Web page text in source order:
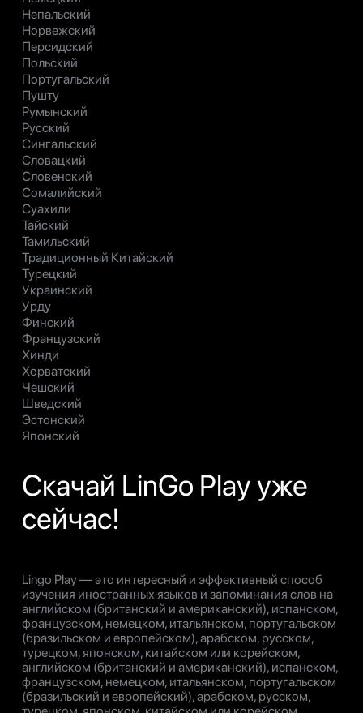
Непальский
Норвежский
Персидский
Польский
Португальский
Пушту
Румынский
Русский
Сингальский
Словацкий
Словенский
Сомалийский
Суахили
Тайский
Тамильский
Традиционный Китайский
Турецкий
Украинский
Урду
Финский
Французский
Хинди
Хорватский
Чешский
Шведский
Эстонский
Японский
Скачай LinGo Play уже
сейчас!
Lingo Play — это интересный и эффективный способ
изучения иностранных языков и запоминания слов на
английском (британский и американский), испанском,
французском, немецком, итальянском, португальском
(бразильском и европейском), арабском, русском,
турецком, японском, китайском или корейском,
английском (британский и американский), испанском,
французском, немецком, итальянском, португальском
(бразильский и европейский), арабском, русском,